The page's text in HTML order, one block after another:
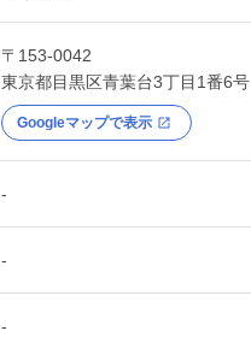
〒153-0042
東京都目黒区青葉台3丁目1番6号
Googleマップで表示
-
-
-